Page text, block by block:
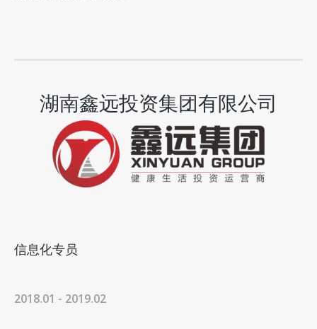
湖南鑫远投资集团有限公司
信息化专员
2018.01 - 2019.02